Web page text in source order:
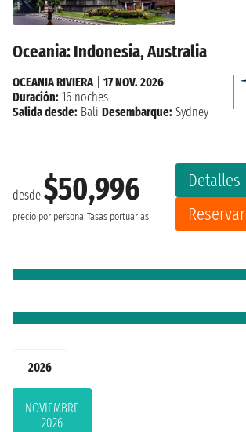
2026
NOVIEMBRE
2026
Oceania: Indonesia, Australia
desde $50,996
precio por persona Tasas portuarias
Detalles
Reservar
OCEANIA RIVIERA
17 NOV. 2026
Duración: 16 noches
Salida desde: Bali Desembarque: Sydney